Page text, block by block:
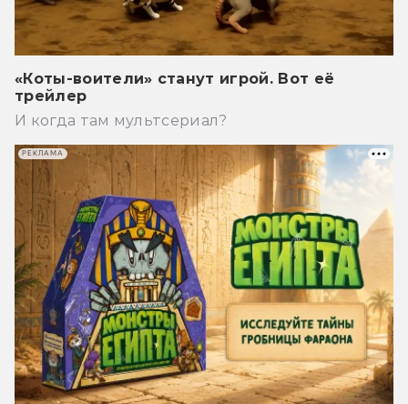
«Коты-воители» станут игрой. Вот её
трейлер
И когда там мультсериал?
РЕКЛАМА